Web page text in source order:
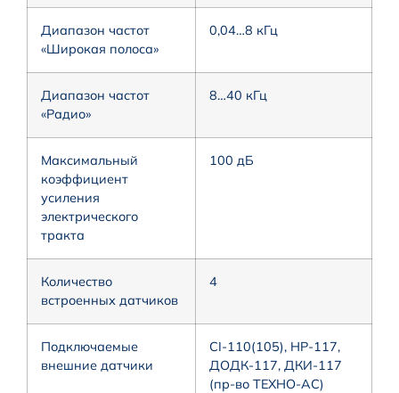
Диапазон частот
«Широкая полоса»
0,04…8 кГц
Диапазон частот
«Радио»
8…40 кГц
Максимальный
коэффициент
усиления
электрического
тракта
100 дБ
Количество
встроенных датчиков
4
Подключаемые
внешние датчики
CI-110(105), НР-117,
ДОДК-117, ДКИ-117
(пр-во ТЕХНО-АС)